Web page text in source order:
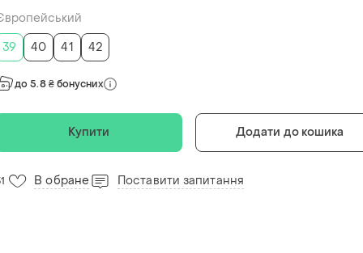
39
40 41 42
до 5.8 ₴ бонусних
Купити Додати до кошика
В обране Поставити запитання